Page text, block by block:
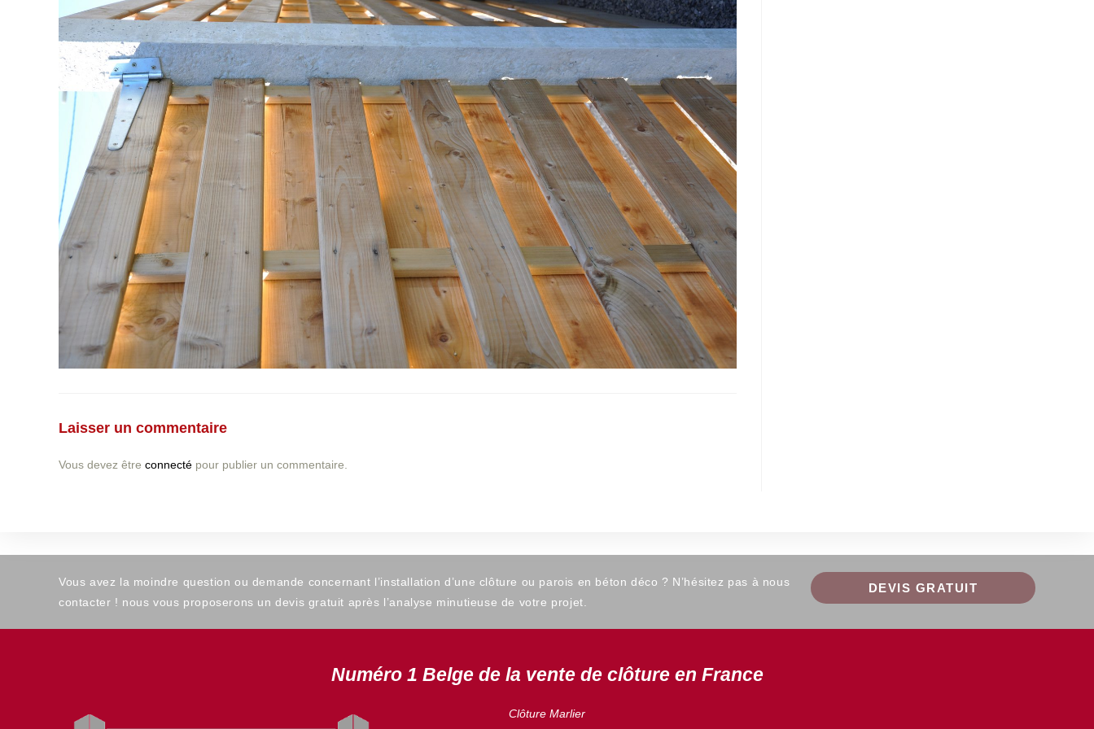
Laisser un commentaire
Vous devez être connecté pour publier un commentaire.
Vous avez la moindre question ou demande concernant l’installation d’une clôture ou parois en béton déco ? N’hésitez pas à nous
contacter ! nous vous proposerons un devis gratuit après l’analyse minutieuse de votre projet.
DEVIS GRATUIT
Numéro 1 Belge de la vente de clôture en France
Clôture Marlier